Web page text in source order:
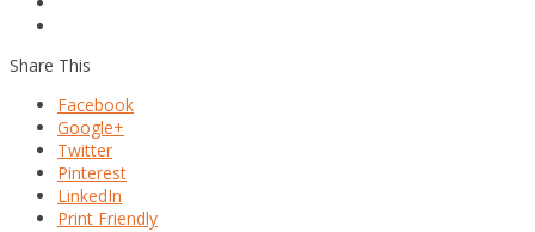
Share This
Facebook
Google+
Twitter
Pinterest
LinkedIn
Print Friendly